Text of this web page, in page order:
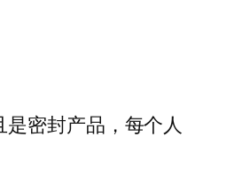
密封产品，每个人